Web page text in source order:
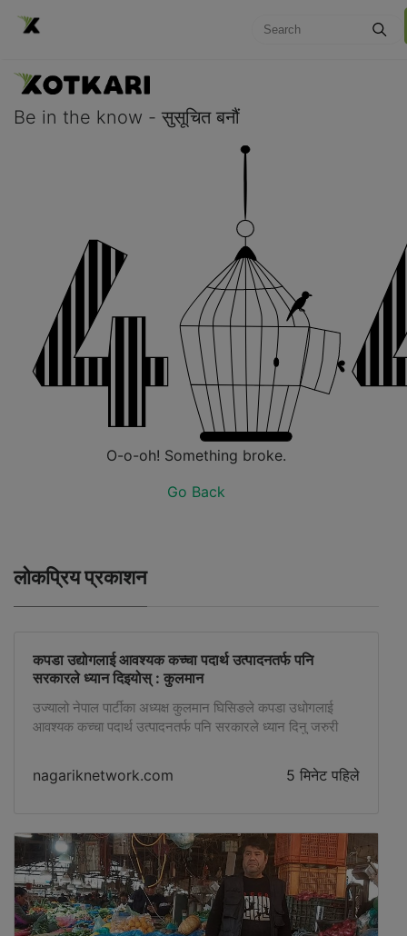
Be in the know - सुसूचित बनौं
O-o-oh! Something broke.
Go Back
लोकप्रिय प्रकाशन
कपडा उद्योगलाई आवश्यक कच्चा पदार्थ उत्पादनतर्फ पनि
सरकारले ध्यान दिइयोस् : कुलमान
उज्यालो नेपाल पार्टीका अध्यक्ष कुलमान घिसिङले कपडा उधोगलाई
आवश्यक कच्चा पदार्थ उत्पादनतर्फ पनि सरकारले ध्यान दिनु जरुरी
nagariknetwork.com 5 मिनेट पहिले